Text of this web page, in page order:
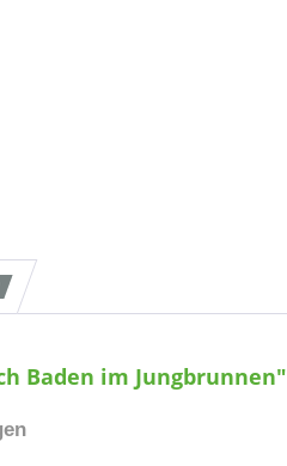
Baden im Jungbrunnen"